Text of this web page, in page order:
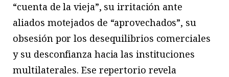
“cuenta de la vieja”, su irritación ante
aliados motejados de “aprovechados”, su
obsesión por los desequilibrios comerciales
y su desconfianza hacia las instituciones
multilaterales. Ese repertorio revela